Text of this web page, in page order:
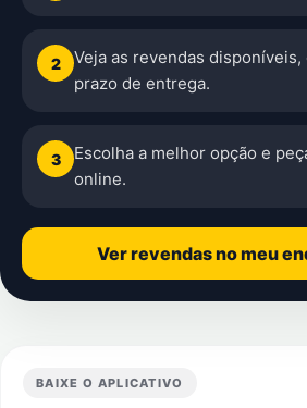
2
Veja as revendas disponíveis,
prazo de entrega.
3
Escolha a melhor opção e
online.
Ver revendas no meu
BAIXE O APLICATIVO